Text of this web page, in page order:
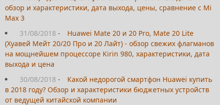
обзор и характеристики, дата выхода, цены, сравнение с Mi
Max 3
31/08/2018 -
Huawei Mate 20 и 20 Pro, Mate 20 Lite
(Хуавей Мейт 20/20 Про и 20 Лайт) - обзор свежих флагманов
на мощнейшем процессоре Kirin 980, характеристики, дата
выхода и цена
30/08/2018 -
Какой недорогой смартфон Huawei купить
в 2018 году? Обзор и характеристики бюджетных устройств
от ведущей китайской компании